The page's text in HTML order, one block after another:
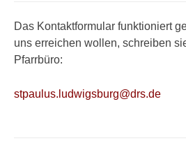
Das Kontaktformular funktioniert
uns erreichen wollen, schreiben
Pfarrbüro:
stpaulus.ludwigsburg@drs.de